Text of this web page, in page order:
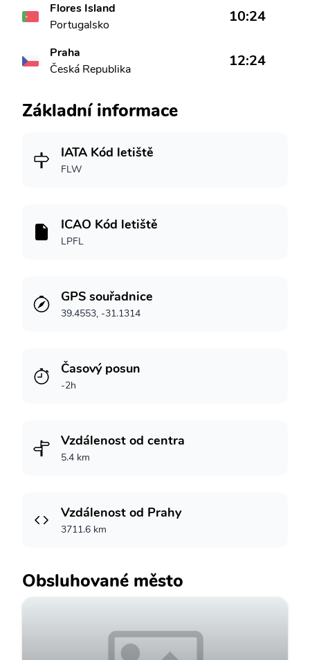
Flores Island
Portugalsko
10:24
Praha
Česká Republika
12:24
Základní informace
IATA Kód letiště
FLW
ICAO Kód letiště
LPFL
GPS souřadnice
39.4553, -31.1314
Časový posun
-2h
Vzdálenost od centra
5.4 km
Vzdálenost od Prahy
3711.6 km
Obsluhované město